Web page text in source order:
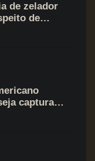
de zelador
de
capturado
Maduro